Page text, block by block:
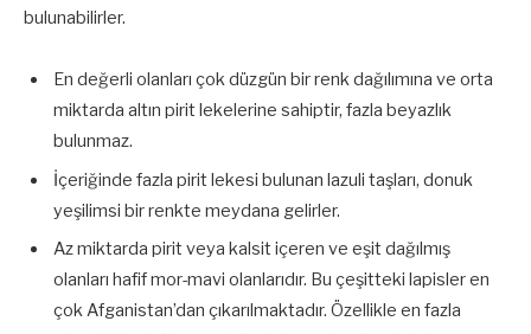
bulunabilirler.
En değerli olanları çok düzgün bir renk dağılımına ve orta
miktarda altın pirit lekelerine sahiptir, fazla beyazlık
bulunmaz.
İçeriğinde fazla pirit lekesi bulunan lazuli taşları, donuk
yeşilimsi bir renkte meydana gelirler.
Az miktarda pirit veya kalsit içeren ve eşit dağılmış
olanları hafif mor-mavi olanlarıdır. Bu çeşitteki lapisler en
çok Afganistan’dan çıkarılmaktadır. Özellikle en fazla